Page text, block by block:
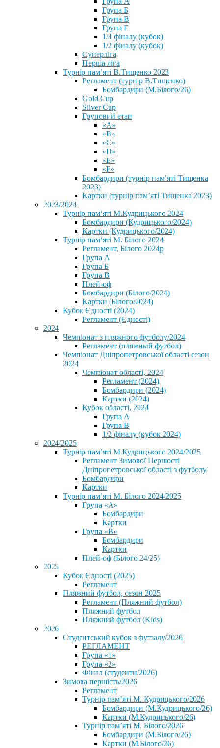
Група Б
Група В
Група Г
1/4 фіналу (кубок)
1/2 фіналу (кубок)
Суперліга
Перша ліга
Турнір пам’яті В.Тищенко 2023
Регламент (турнір В.Тищенко)
Бомбардири (М.Білого/26)
Gold Cup
Silver Cup
Груповий етап
«А»
«В»
«С»
«D»
«Е»
«F»
Бомбардири (турнір пам’яті Тищенка
2023)
Картки (турнір пам’яті Тищенка 2023)
2023/2024
⁨Турнір пам‘яті М.Кудрицького 2024
Бомбардири (Кудрицького/2024)
Картки (Кудрицького/2024)
⁨Турнір пам‘яті М. Білого 2024⁩
Регламент, Білого 2024р
Група А
Група Б
Група В
Плей-оф
Бомбардири (Білого/2024)
Картки (Білого/2024)
Кубок Єдності (2024)
Регламент (Єдності)
2024
Чемпіонат з пляжного футболу/2024
Регламент (пляжный футбол)
Чемпіонат Дніпропетровської області сезон
2024
Чемпіонат області, 2024
Регламент (2024)
Бомбардири (2024)
Картки (2024)
Кубок області, 2024
Група А
Група В
1/2 фіналу (кубок 2024)
2024/2025
Турнір пам’яті М.Кудрицького 2024/2025
Регламент Зимової Першості
Дніпропетровської області з футболу
Бомбардири
Картки
Турнір пам’яті М. Білого 2024/2025
Група «А»
Бомбардири
Картки
Група «В»
Бомбардири
Картки
Плей-оф (Білого 24/25)
2025
Кубок Єдності (2025)
Регламент
Пляжний футбол, сезон 2025
Регламент (Пляжний футбол)
Пляжний футбол
Пляжний футбол (Kids)
2026
Студентський кубок з футзалу/2026
РЕГЛАМЕНТ
Група «1»
Група «2»
Фінал (студенти/2026)
⁨Зимова першість/2026⁩
Регламент
Турнір пам’яті М. Кудрицького/2026
Бомбардири (М.Кудрицького/26)
Картки (М.Кудрицького/26)
Турнір пам’яті М. Білого/2026
Бомбардири (М.Білого/26)
Картки (М.Білого/26)